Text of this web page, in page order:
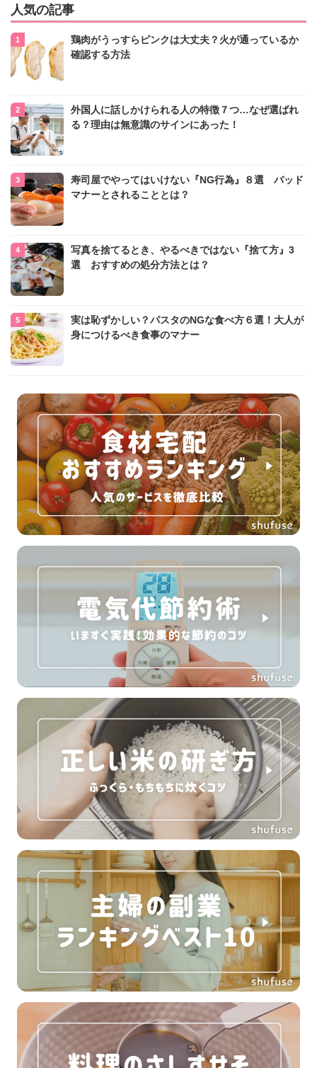
人気の記事
鶏肉がうっすらピンクは大丈夫？火が通っているか
確認する方法
外国人に話しかけられる人の特徴７つ…なぜ選ばれ
る？理由は無意識のサインにあった！
寿司屋でやってはいけない『NG行為』８選 バッド
マナーとされることとは？
写真を捨てるとき、やるべきではない『捨て方』3
選 おすすめの処分方法とは？
実は恥ずかしい？パスタのNGな食べ方６選！大人が
身につけるべき食事のマナー